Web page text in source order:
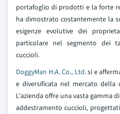
portafoglio di prodotti e la forte
ha dimostrato costantemente la
esigenze evolutive dei
particolare nel segmento dei
cuccioli.
DoggyMan H.A. Co., Ltd. si e
e diversificata nel mercato della
L'azienda offre una vasta gamma
addestramento cuccioli,